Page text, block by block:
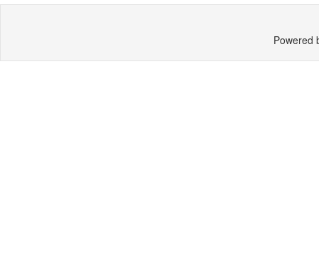
Powered